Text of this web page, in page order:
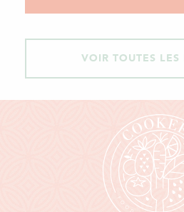
VOIR TOUTES LES